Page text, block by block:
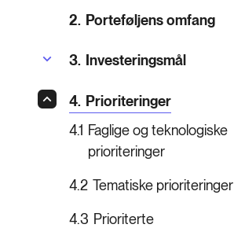
2. Porteføljens omfang
3. Investeringsmål
4. Prioriteringer
4.1 Faglige og teknologiske
prioriteringer
4.2 Tematiske prioriteringer
4.3 Prioriterte